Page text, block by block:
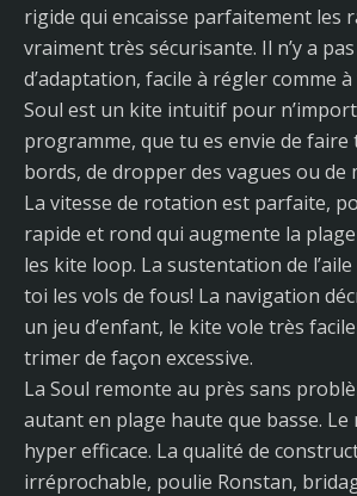
rigide qui encaisse parfaitement les
vraiment très sécurisante. Il n’y a
d’adaptation, facile à régler comme
Soul est un kite intuitif pour
programme, que tu es envie de faire
bords, de dropper des vagues ou de
La vitesse de rotation est parfaite,
rapide et rond qui augmente la
les kite loop. La sustentation de
toi les vols de fous! La navigation
un jeu d’enfant, le kite vole très
trimer de façon excessive.
La Soul remonte au près sans
autant en plage haute que basse. Le
hyper efficace. La qualité de
irréprochable, poulie Ronstan,